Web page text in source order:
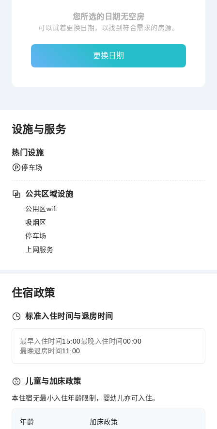
您所选的日期无空房
可以试着更换日期，以找到符合需求的房源。
更换日期
设施与服务
热门设施
停车场
公共区域设施
公用区wifi
吸烟区
停车场
上网服务
住宿政策
标准入住时间与退房时间
最早入住时间15:00最晚入住时间00:00
最晚退房时间11:00
儿童与加床政策
本住宿无最小入住年龄限制，婴幼儿亦可入住。
年龄 加床政策